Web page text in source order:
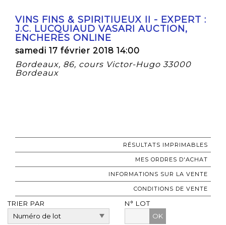
VINS FINS & SPIRITIUEUX II - EXPERT :
J.C. LUCQUIAUD VASARI AUCTION,
ENCHERES ONLINE
samedi 17 février 2018 14:00
Bordeaux, 86, cours Victor-Hugo 33000
Bordeaux
RÉSULTATS IMPRIMABLES
MES ORDRES D'ACHAT
INFORMATIONS SUR LA VENTE
CONDITIONS DE VENTE
TRIER PAR
N° LOT
OK